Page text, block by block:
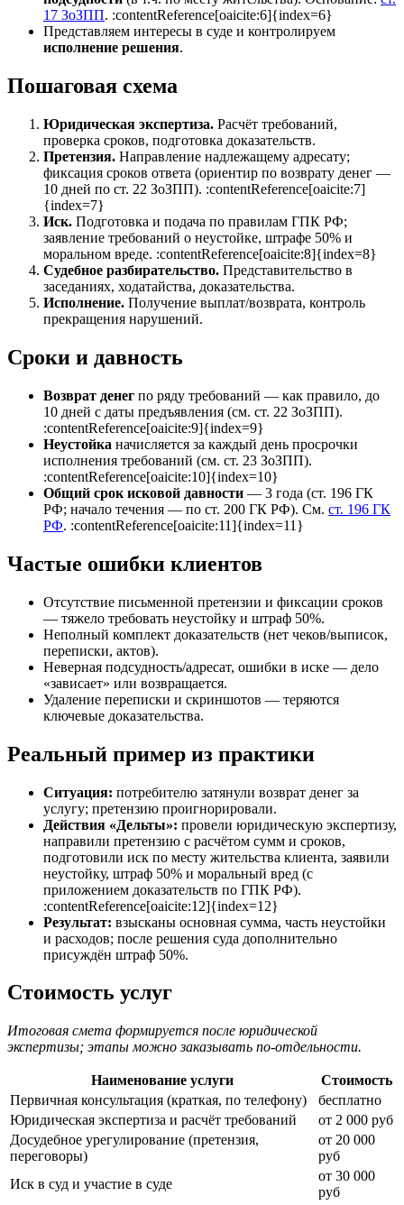
17 ЗоЗПП. :contentReference[oaicite:6]{index=6}
Представляем интересы в суде и контролируем
исполнение решения.
Пошаговая схема
Юридическая экспертиза. Расчёт требований,
проверка сроков, подготовка доказательств.
Претензия. Направление надлежащему адресату;
фиксация сроков ответа (ориентир по возврату денег —
10 дней по ст. 22 ЗоЗПП). :contentReference[oaicite:7]
{index=7}
Иск. Подготовка и подача по правилам ГПК РФ;
заявление требований о неустойке, штрафе 50% и
моральном вреде. :contentReference[oaicite:8]{index=8}
Судебное разбирательство. Представительство в
заседаниях, ходатайства, доказательства.
Исполнение. Получение выплат/возврата, контроль
прекращения нарушений.
Сроки и давность
Возврат денег по ряду требований — как правило, до
10 дней с даты предъявления (см. ст. 22 ЗоЗПП).
:contentReference[oaicite:9]{index=9}
Неустойка начисляется за каждый день просрочки
исполнения требований (см. ст. 23 ЗоЗПП).
:contentReference[oaicite:10]{index=10}
Общий срок исковой давности — 3 года (ст. 196 ГК
РФ; начало течения — по ст. 200 ГК РФ). См. ст. 196 ГК
РФ. :contentReference[oaicite:11]{index=11}
Частые ошибки клиентов
Отсутствие письменной претензии и фиксации сроков
— тяжело требовать неустойку и штраф 50%.
Неполный комплект доказательств (нет чеков/выписок,
переписки, актов).
Неверная подсудность/адресат, ошибки в иске — дело
«зависает» или возвращается.
Удаление переписки и скриншотов — теряются
ключевые доказательства.
Реальный пример из практики
Ситуация: потребителю затянули возврат денег за
услугу; претензию проигнорировали.
Действия «Дельты»: провели юридическую экспертизу,
направили претензию с расчётом сумм и сроков,
подготовили иск по месту жительства клиента, заявили
неустойку, штраф 50% и моральный вред (с
приложением доказательств по ГПК РФ).
:contentReference[oaicite:12]{index=12}
Результат: взысканы основная сумма, часть неустойки
и расходов; после решения суда дополнительно
присуждён штраф 50%.
Стоимость услуг
Итоговая смета формируется после юридической
экспертизы; этапы можно заказывать по-отдельности.
Наименование услуги
Стоимость
Первичная консультация (краткая, по телефону)
бесплатно
Юридическая экспертиза и расчёт требований
от 2 000 руб
Досудебное урегулирование (претензия,
переговоры)
от 20 000
руб
Иск в суд и участие в суде
от 30 000
руб